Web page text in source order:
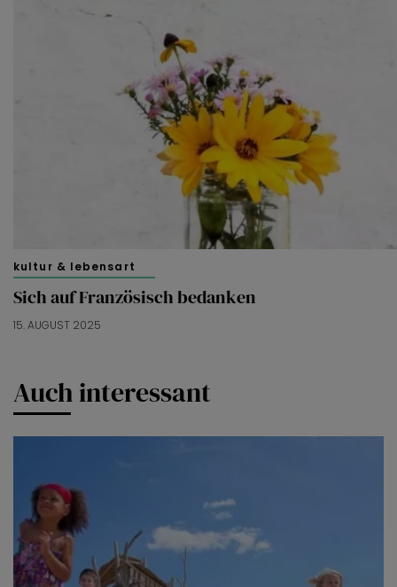
kultur & lebensart
Sich auf Französisch bedanken
15. AUGUST 2025
Auch interessant